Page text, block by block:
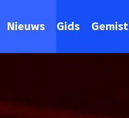
Nieuws Gids Gemist